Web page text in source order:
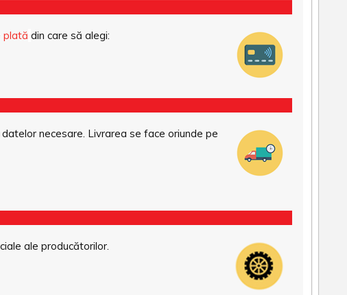
plată din care să alegi:
necesare. Livrarea se face oriunde pe
ale producătorilor.